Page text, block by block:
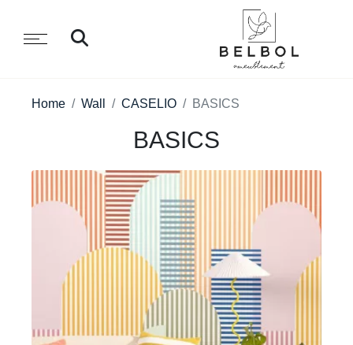
Home Wall CASELIO BASICS
BASICS